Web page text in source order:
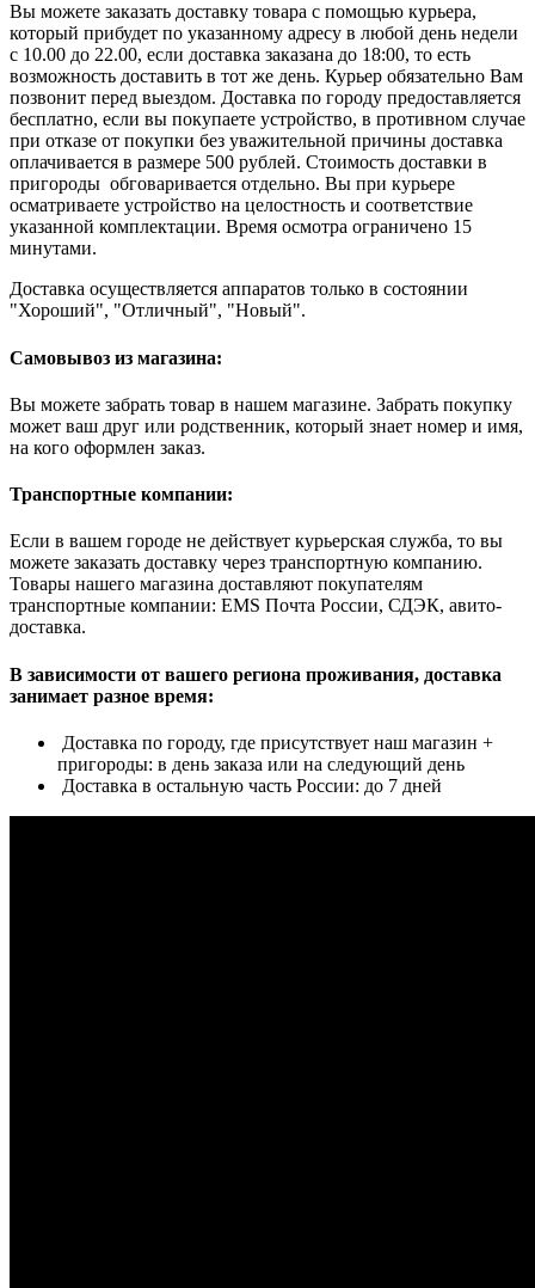
Вы можете заказать доставку товара с помощью курьера,
который прибудет по указанному адресу в любой день недели
с 10.00 до 22.00, если доставка заказана до 18:00, то есть
возможность доставить в тот же день. Курьер обязательно Вам
позвонит перед выездом. Доставка по городу предоставляется
бесплатно, если вы покупаете устройство, в противном случае
при отказе от покупки без уважительной причины доставка
оплачивается в размере 500 рублей. Стоимость доставки в
пригороды обговаривается отдельно. Вы при курьере
осматриваете устройство на целостность и соответствие
указанной комплектации. Время осмотра ограничено 15
минутами.
Доставка осуществляется аппаратов только в состоянии
"Хороший", "Отличный", "Новый".
Самовывоз из магазина:
Вы можете забрать товар в нашем магазине. Забрать покупку
может ваш друг или родственник, который знает номер и имя,
на кого оформлен заказ.
Транспортные компании:
Если в вашем городе не действует курьерская служба, то вы
можете заказать доставку через транспортную компанию.
Товары нашего магазина доставляют покупателям
транспортные компании: EMS Почта России, СДЭК, авито-
доставка.
В зависимости от вашего региона проживания, доставка
занимает разное время:
Доставка по городу, где присутствует наш магазин +
пригороды: в день заказа или на следующий день
Доставка в остальную часть России: до 7 дней